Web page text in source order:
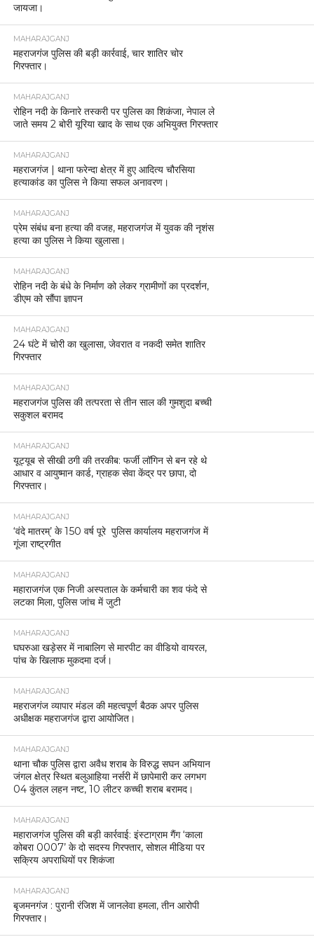
जायजा।
MAHARAJGANJ
महराजगंज पुलिस की बड़ी कार्रवाई, चार शातिर चोर
गिरफ्तार।
MAHARAJGANJ
रोहिन नदी के किनारे तस्करी पर पुलिस का शिकंजा, नेपाल ले
जाते समय 2 बोरी यूरिया खाद के साथ एक अभियुक्त गिरफ्तार
MAHARAJGANJ
महराजगंज | थाना फरेन्दा क्षेत्र में हुए आदित्य चौरसिया
हत्याकांड का पुलिस ने किया सफल अनावरण।
MAHARAJGANJ
प्रेम संबंध बना हत्या की वजह, महराजगंज में युवक की नृशंस
हत्या का पुलिस ने किया खुलासा।
MAHARAJGANJ
रोहिन नदी के बंधे के निर्माण को लेकर ग्रामीणों का प्रदर्शन,
डीएम को सौंपा ज्ञापन
MAHARAJGANJ
24 घंटे में चोरी का खुलासा, जेवरात व नकदी समेत शातिर
गिरफ्तार
MAHARAJGANJ
महराजगंज पुलिस की तत्परता से तीन साल की गुमशुदा बच्ची
सकुशल बरामद
MAHARAJGANJ
यूट्यूब से सीखी ठगी की तरकीब: फर्जी लॉगिन से बन रहे थे
आधार व आयुष्मान कार्ड, ग्राहक सेवा केंद्र पर छापा, दो
गिरफ्तार।
MAHARAJGANJ
‘वंदे मातरम्’ के 150 वर्ष पूरे पुलिस कार्यालय महराजगंज में
गूंजा राष्ट्रगीत
MAHARAJGANJ
महाराजगंज एक निजी अस्पताल के कर्मचारी का शव फंदे से
लटका मिला, पुलिस जांच में जुटी
MAHARAJGANJ
घघरुआ खड़ेसर में नाबालिग से मारपीट का वीडियो वायरल,
पांच के खिलाफ मुकदमा दर्ज।
MAHARAJGANJ
महराजगंज व्यापार मंडल की महत्वपूर्ण बैठक अपर पुलिस
अधीक्षक महराजगंज द्वारा आयोजित।
MAHARAJGANJ
थाना चौक पुलिस द्वारा अवैध शराब के विरुद्ध सघन अभियान
जंगल क्षेत्र स्थित बलुआहिया नर्सरी में छापेमारी कर लगभग
04 कुंतल लहन नष्ट, 10 लीटर कच्ची शराब बरामद।
MAHARAJGANJ
महाराजगंज पुलिस की बड़ी कार्रवाई: इंस्टाग्राम गैंग ‘काला
कोबरा 0007’ के दो सदस्य गिरफ्तार, सोशल मीडिया पर
सक्रिय अपराधियों पर शिकंजा
MAHARAJGANJ
बृजमनगंज : पुरानी रंजिश में जानलेवा हमला, तीन आरोपी
गिरफ्तार।